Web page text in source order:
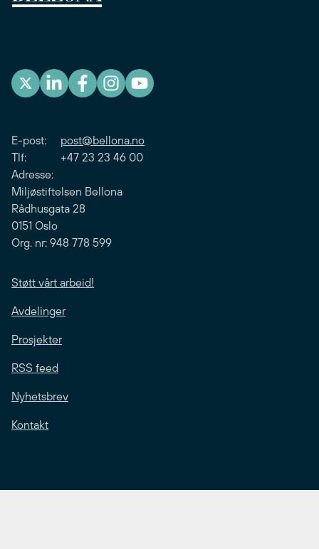
E-post: post@bellona.no
Tlf: +47 23 23 46 00
Adresse:
Miljøstiftelsen Bellona
Rådhusgata 28
0151 Oslo
Org. nr: 948 778 599
Støtt vårt arbeid!
Avdelinger
Prosjekter
RSS feed
Nyhetsbrev
Kontakt